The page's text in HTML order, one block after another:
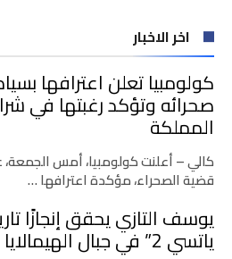
اخر الاخبار
كولومبيا تعلن اعترافها
صحرائه وتؤكد رغبتها في
المملكة
كالي – أعلنت كولومبيا، أمس
قضية الصحراء، مؤكدة اعترافها …
يوسف التازي يحقق إنجازًا
ياتسي 2” في جبال الهيمالايا